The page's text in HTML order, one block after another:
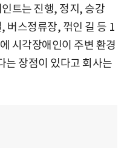
트는 진행, 정지, 승강
버스정류장, 꺾인 길 등 1
시각장애인이 주변 환경
는 장점이 있다고 회사는